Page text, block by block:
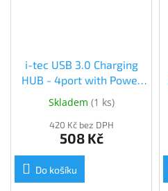
i-tec USB 3.0 Charging
HUB - 4port with Power
Skladem (1 ks)
420 Kč bez DPH
508 Kč
Do košíku